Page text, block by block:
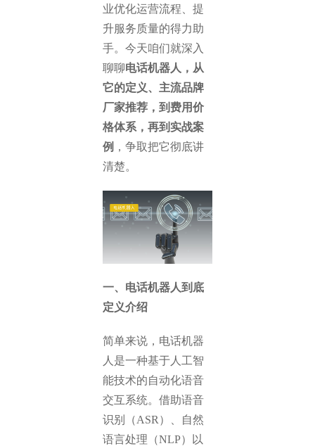
业优化运营流程、提
升服务质量的得力助
手。今天咱们就深入
聊聊电话机器人，从
它的定义、主流品牌
厂家推荐，到费用价
格体系，再到实战案
例 ，争取把它彻底讲
清楚。
一、电话机器人到底
定义介绍
简单来说，电话机器
人是一种基于人工智
能技术的自动化语音
交互系统。借助语音
识别（ASR）、自然
语言处理（NLP）以